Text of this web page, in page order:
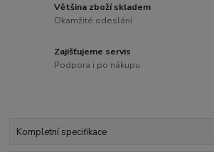
Většina zboží skladem
Okamžité odeslání
Zajišťujeme servis
Podpora i po nákupu
Kompletní specifikace